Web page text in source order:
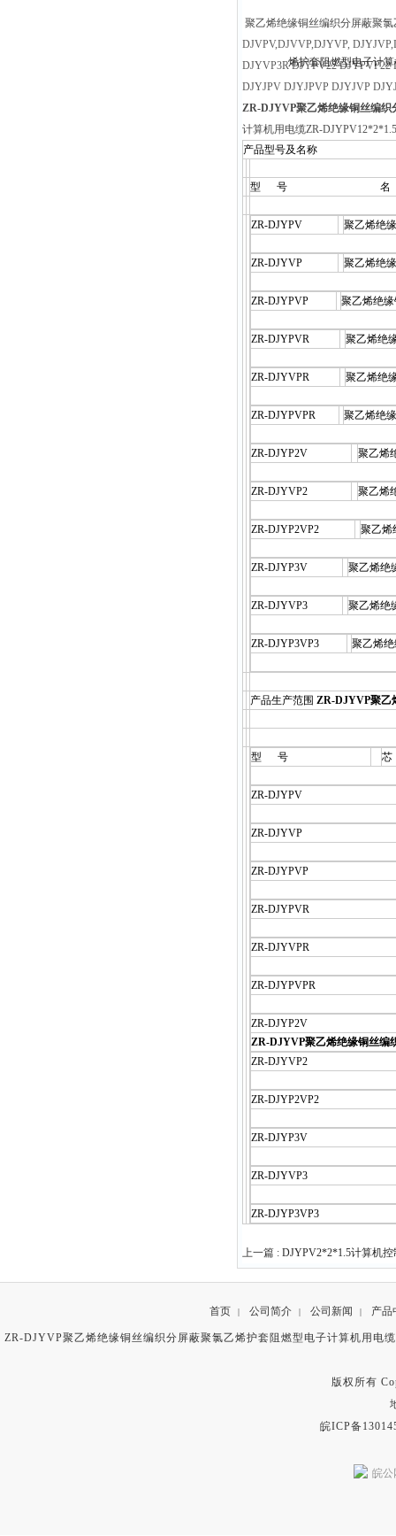
聚乙烯绝缘铜丝编织分屏蔽聚
DJVPV,DJVVP,DJYVP,
DJYVP3R DJYPV22 DJYPVP22
DJYJPV DJYJPVP DJYJVP
ZR-DJYVP聚乙烯绝缘铜丝编织
计算机用电缆ZR-DJYPV12*2*1.5
产品型号及名称
型 号 名
ZR-DJYPV 聚乙烯绝
ZR-DJYVP 聚乙烯绝
ZR-DJYPVP 聚乙烯绝
ZR-DJYPVR 聚乙烯绝
ZR-DJYVPR 聚乙烯绝
ZR-DJYPVPR 聚乙烯绝
ZR-DJYP2V 聚乙烯
ZR-DJYVP2 聚乙烯
ZR-DJYP2VP2 聚乙烯
ZR-DJYP3V 聚乙烯绝
ZR-DJYVP3 聚乙烯绝
ZR-DJYP3VP3 聚乙烯
产品生产范围 ZR-DJYVP聚乙
型 号
ZR-DJYPV
ZR-DJYVP
ZR-DJYPVP
ZR-DJYPVR
ZR-DJYVPR
ZR-DJYPVPR
ZR-DJYP2V
ZR-DJYVP聚乙烯绝缘铜丝编
ZR-DJYVP2
ZR-DJYP2VP2
ZR-DJYP3V
ZR-DJYVP3
ZR-DJYP3VP3
上一篇 : DJYPV2*2*1.5计算机控
首页 | 公司简介 | 公司新闻 | 产品
ZR-DJYVP聚乙烯绝缘铜丝编织分屏蔽聚氯乙烯护套阻燃型电子计算机用电
版权所有
皖ICP备
皖公